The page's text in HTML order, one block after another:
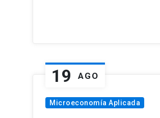
19 AGO
Microeconomía Aplicada